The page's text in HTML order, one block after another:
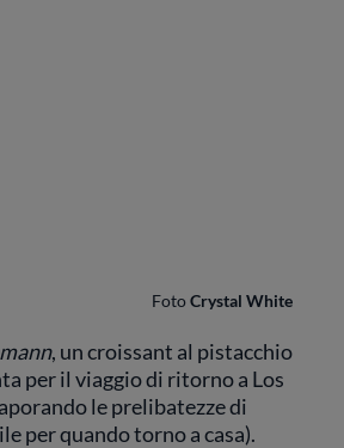
FotoCrystal White
, un croissant al pistacchio
per il viaggio di ritorno a Los
le prelibatezze di
per quando torno a casa).